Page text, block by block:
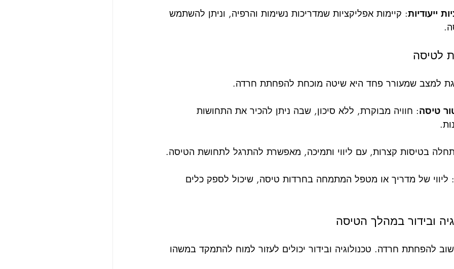
ייעודיות: קיימות אפליקציות שמדריכות נשימות והרפיה, וניתן להשתמש
למצב שמעורר פחד היא שיטה מוכחת להפחתת חרדה.
טיסה: חוויה מבוקרת, ללא סיכון, שבה ניתן להכיר את התחושות
בטיסות קצרות, עם ליווי ותמיכה, מאפשרת להתרגל לתחושת הטיסה.
: ליווי של מדריך או מטפל המתמחה בחרדות טיסה, שיכול לספק כלים
להפחתת חרדה. טכנולוגיה ובידור יכולים לעזור למוח להתמקד במשהו